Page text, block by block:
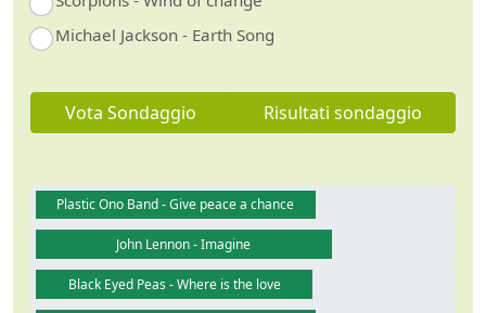
Michael Jackson - Earth Song
Vota Sondaggio Risultati sondaggio
Plastic Ono Band - Give peace a chance
John Lennon - Imagine
Black Eyed Peas - Where is the love